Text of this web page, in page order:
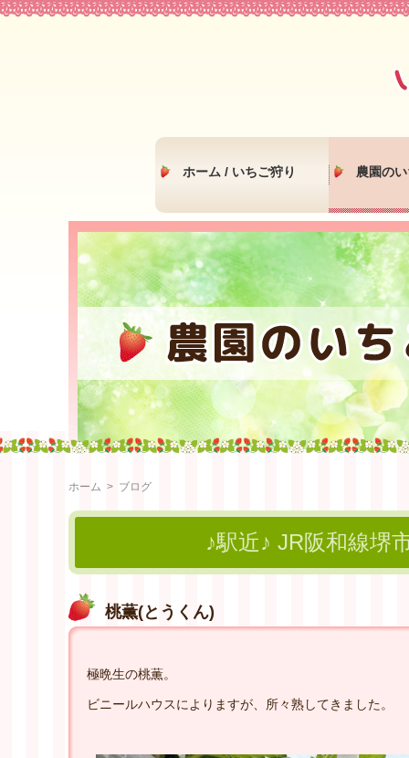
ホーム / いちご狩り 農園の
ホーム > ブログ
♪駅近♪ JR阪和線堺
桃薫(とうくん)
極晩生の桃薫。
ビニールハウスによりますが、所々熟してきました。